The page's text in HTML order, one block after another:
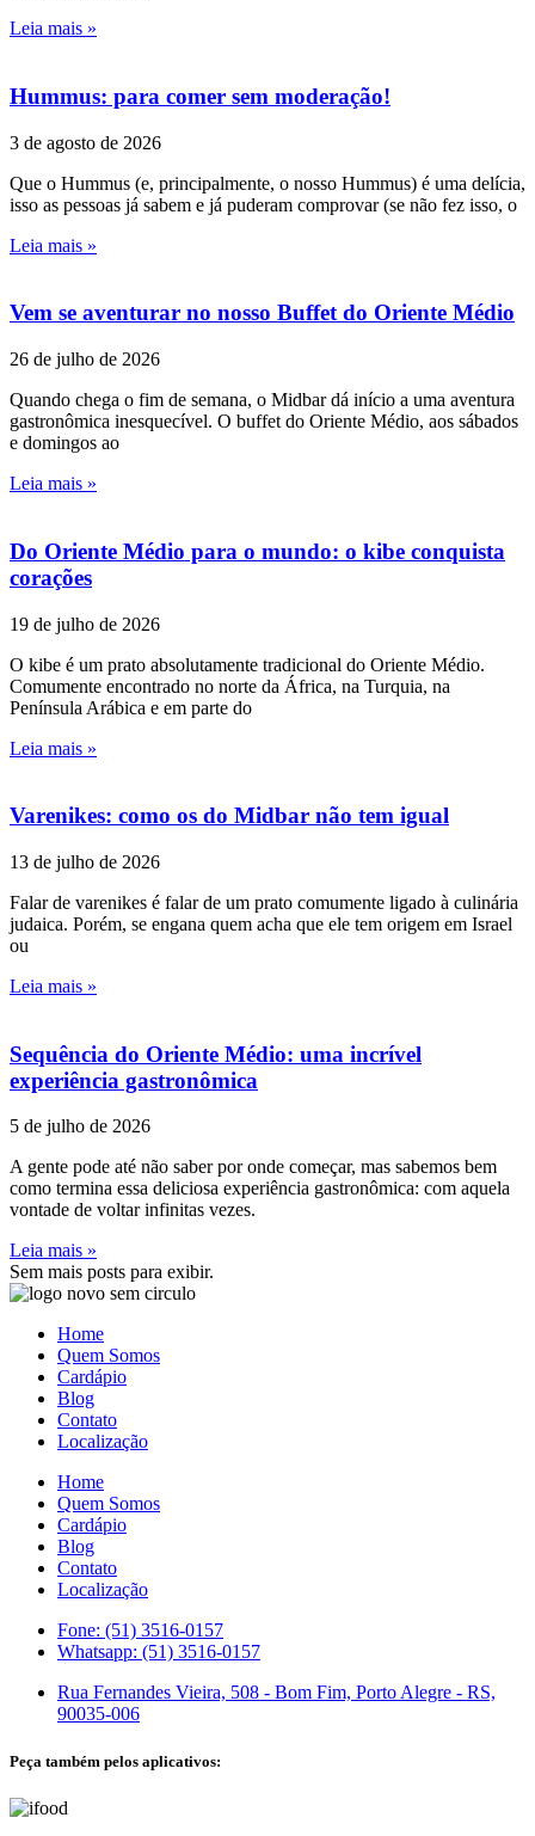
Leia mais »
Hummus: para comer sem moderação!
3 de agosto de 2026
Que o Hummus (e, principalmente, o nosso Hummus) é uma delícia,
isso as pessoas já sabem e já puderam comprovar (se não fez isso, o
Leia mais »
Vem se aventurar no nosso Buffet do Oriente Médio
26 de julho de 2026
Quando chega o fim de semana, o Midbar dá início a uma aventura
gastronômica inesquecível. O buffet do Oriente Médio, aos sábados
e domingos ao
Leia mais »
Do Oriente Médio para o mundo: o kibe conquista
corações
19 de julho de 2026
O kibe é um prato absolutamente tradicional do Oriente Médio.
Comumente encontrado no norte da África, na Turquia, na
Península Arábica e em parte do
Leia mais »
Varenikes: como os do Midbar não tem igual
13 de julho de 2026
Falar de varenikes é falar de um prato comumente ligado à culinária
judaica. Porém, se engana quem acha que ele tem origem em Israel
ou
Leia mais »
Sequência do Oriente Médio: uma incrível
experiência gastronômica
5 de julho de 2026
A gente pode até não saber por onde começar, mas sabemos bem
como termina essa deliciosa experiência gastronômica: com aquela
vontade de voltar infinitas vezes.
Leia mais »
Sem mais posts para exibir.
Home
Quem Somos
Cardápio
Blog
Contato
Localização
Home
Quem Somos
Cardápio
Blog
Contato
Localização
Fone: (51) 3516-0157
Whatsapp: (51) 3516-0157
Rua Fernandes Vieira, 508 - Bom Fim, Porto Alegre - RS,
90035-006
Peça também pelos aplicativos: